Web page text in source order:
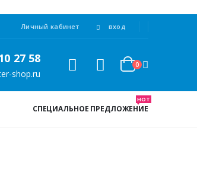
Личный кабинет вход
27 58
shop.ru
0
СПЕЦИАЛЬНОЕ ПРЕДЛОЖЕНИЕ
HOT